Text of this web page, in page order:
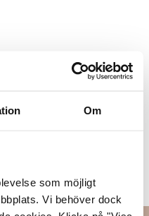
Om
som möjligt
Vi behöver dock